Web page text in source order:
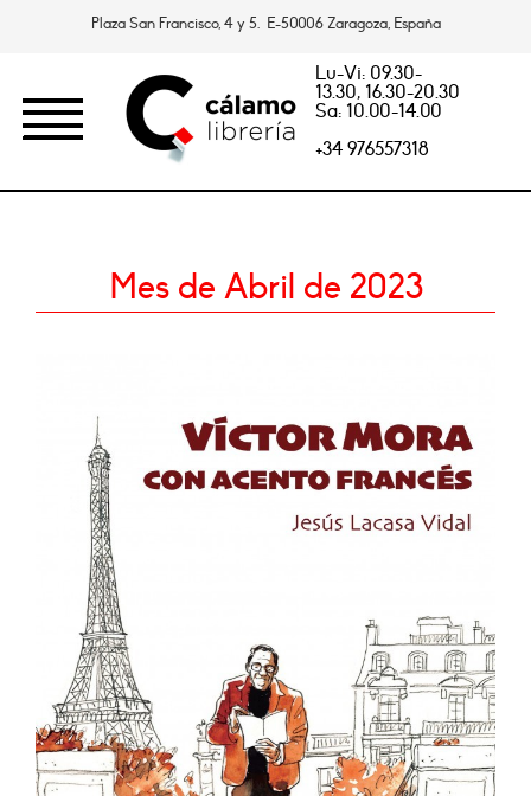
Plaza San Francisco, 4 y 5. E-50006 Zaragoza, España
Lu-Vi: 09.30-
13.30, 16.30-20.30
Sa: 10.00-14.00
+34 976557318
Mes de Abril de 2023